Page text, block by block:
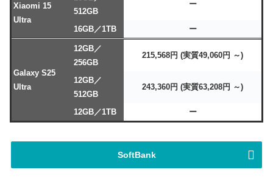
Xiaomi 15
Ultra
512GB
ー
16GB／1TB ー
Galaxy S25
Ultra
12GB／
256GB
215,568円 (実質49,060円 ～)
12GB／
512GB
243,360円 (実質63,208円 ～)
12GB／1TB ー
SoftBank